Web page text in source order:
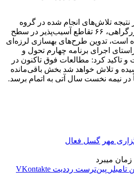
نتیجه تلاش‌های انجام شده در گروه
مقاوم‌سازی پل‌ها و ابنیه بزرگراهی، ۶۶ تقاطع آسیب‌پذیر در سطح
است، تدوین طرح‌های بهسازی لرزه‌ای
اجرای برنامه چهارم تحول و
تاکید کرد: مطالعات فوق تاکنون در
رسیده و تلاش خواهد شد بخش باقی‌مانده
در نیمه نخست سال آتی به اتمام برسد.
مهر گسل فعال
‫تامبلر ‫پین‌ترست ‫رددیت ‫VKontakte